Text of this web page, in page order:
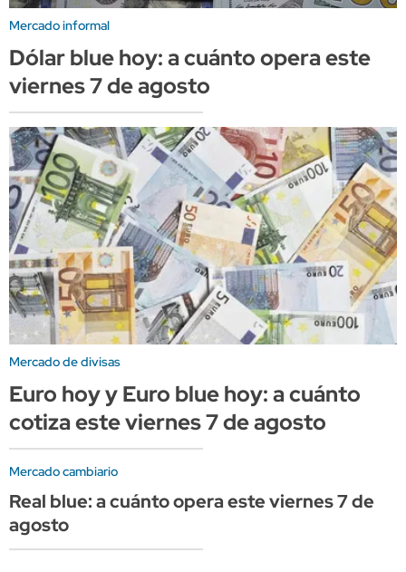
Mercado informal
Dólar blue hoy: a cuánto opera este
viernes 7 de agosto
Mercado de divisas
Euro hoy y Euro blue hoy: a cuánto
cotiza este viernes 7 de agosto
Mercado cambiario
Real blue: a cuánto opera este viernes 7 de
agosto